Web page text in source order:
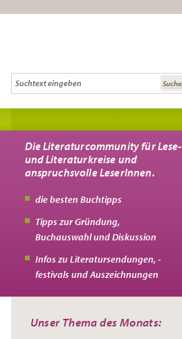
Die Literaturcommunity für Lese-
und Literaturkreise und
anspruchsvolle LeserInnen.
die besten Buchtipps
Tipps zur Gründung,
Buchauswahl und Diskussion
Infos zu Literatursendungen, -
festivals und Auszeichnungen
Unser Thema des Monats: